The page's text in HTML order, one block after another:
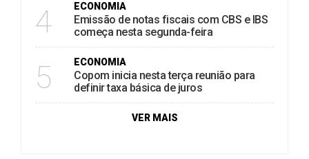
4 ECONOMIA
Emissão de notas fiscais com CBS e IBS
começa nesta segunda-feira
5 ECONOMIA
Copom inicia nesta terça reunião para
definir taxa básica de juros
VER MAIS